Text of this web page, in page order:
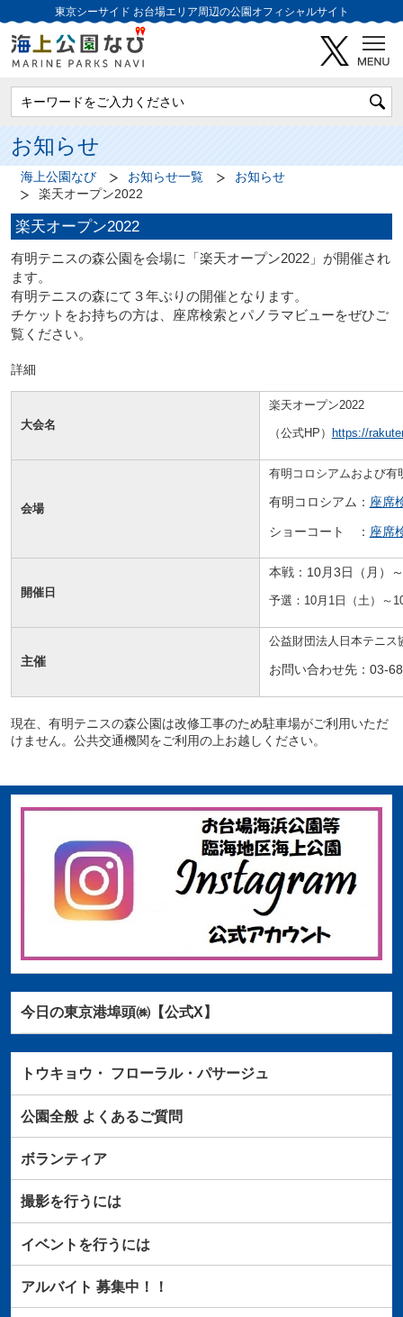
東京シーサイド お台場エリア周辺の公園オフィシャルサイト
お知らせ
海上公園なび お知らせ一覧
お知らせ
楽天オープン2022
楽天オープン2022
有明テニスの森公園を会場に「楽天オープン2022」が開催され
ます。
有明テニスの森にて３年ぶりの開催となります。
チケットをお持ちの方は、座席検索とパノラマビューをぜひご
覧ください。
詳細
大会名
楽天オープン2022
（公式HP） https://
会場
有明コロシアムおよび有
有明コロシアム： 座席
ショーコート ： 座席
開催日
本戦：10月3日（月）
予選：10月1日（土）～
主催
公益財団法人日本テニス
お問い合わせ先：03-
現在、有明テニスの森公園は改修工事のため駐車場がご利用いただ
けません。公共交通機関をご利用の上お越しください。
今日の東京港埠頭㈱【公式X】
トウキョウ・ フローラル・パサージュ
公園全般よくあるご質問
ボランティア
撮影を行うには
イベントを行うには
アルバイト 募集中！！